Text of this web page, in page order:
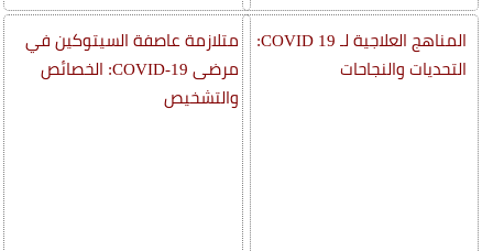
المناهج العلاجية لـ COVID 19:
التحديات والنجاحات
متلازمة عاصفة السيتوكين في
مرضى COVID-19: الخصائص
والتشخيص